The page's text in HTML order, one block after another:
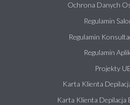
Ochrona Danych
Regulamin
Regulamin
Regulamin
Projekty UE
Karta Klienta
Karta Klienta Depilacja